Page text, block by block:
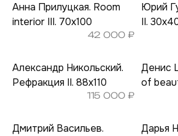
Анна Прилуцкая. Room
interior III. 70х100
42 000 ₽
Александр Никольский.
Рефракция II. 88х110
115 000 ₽
Дмитрий Васильев.
Юрий
II.
Денис
of
Дарья